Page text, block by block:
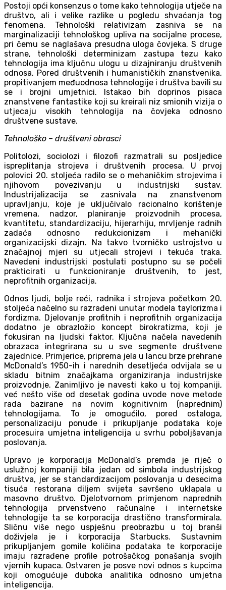
Postoji opći konsenzus o tome kako tehnologija utječe na
društvo, ali i velike razlike u pogledu shvaćanja tog
fenomena. Tehnološki relativizam zasniva se na
marginalizaciji tehnološkog upliva na socijalne procese,
pri čemu se naglašava presudna uloga čovjeka. S druge
strane, tehnološki determinizam zastupa tezu kako
tehnologija ima ključnu ulogu u dizajniranju društvenih
odnosa. Pored društvenih i humanističkih znanstvenika,
propitivanjem međuodnosa tehnologije i društva bavili su
se i brojni umjetnici. Istakao bih doprinos pisaca
znanstvene fantastike koji su kreirali niz smionih vizija o
utjecaju visokih tehnologija na čovjeka odnosno
društvene sustave.
Tehnološko – društveni obrasci
Politolozi, sociolozi i filozofi razmatrali su posljedice
ispreplitanja strojeva i društvenih procesa. U prvoj
polovici 20. stoljeća radilo se o mehaničkim strojevima i
njihovom povezivanju u industrijski sustav.
Industrijalizacija se zasnivala na znanstvenom
upravljanju, koje je uključivalo racionalno korištenje
vremena, nadzor, planiranje proizvodnih procesa,
kvantitetu, standardizaciju, hijerarhiju, mrvljenje radnih
zadaća odnosno redukcionizam i mehanički
organizacijski dizajn. Na takvo tvorničko ustrojstvo u
značajnoj mjeri su utjecali strojevi i tekuća traka.
Navedeni industrijski postulati postupno su se počeli
prakticirati u funkcioniranje društvenih, to jest,
neprofitnih organizacija.
Odnos ljudi, bolje reći, radnika i strojeva početkom 20.
stoljeća načelno su razrađeni unutar modela taylorizma i
fordizma. Djelovanje profitnih i neprofitnih organizacija
dodatno je obrazložio koncept birokratizma, koji je
fokusiran na ljudski faktor. Ključna načela navedenih
obrazaca integrirana su u sve segmente društvene
zajednice. Primjerice, priprema jela u lancu brze prehrane
McDonald’s 1950-ih i narednih desetljeća odvijala se u
skladu bitnim značajkama organiziranja industrijske
proizvodnje. Zanimljivo je navesti kako u toj kompaniji,
već nešto više od desetak godina uvode nove metode
rada bazirane na novim kognitivnim (naprednim)
tehnologijama. To je omogućilo, pored ostaloga,
personalizaciju ponude i prikupljanje podataka koje
procesuira umjetna inteligencija u svrhu poboljšavanja
poslovanja.
Upravo je korporacija McDonald’s premda je riječ o
uslužnoj kompaniji bila jedan od simbola industrijskog
društva, jer se standardizacijom poslovanja u desecima
tisuća restorana diljem svijeta savršeno uklapala u
masovno društvo. Djelotvornom primjenom naprednih
tehnologija prvenstveno računalne i internetske
tehnologije ta se korporacija drastično transformirala.
Sličnu više nego uspješnu preobrazbu u toj branši
doživjela je i korporacija Starbucks. Sustavnim
prikupljanjem gomile količina podataka te korporacije
imaju razrađene profile potrošačkog ponašanja svojih
vjernih kupaca. Ostvaren je posve novi odnos s kupcima
koji omogućuje duboka analitika odnosno umjetna
inteligencija.